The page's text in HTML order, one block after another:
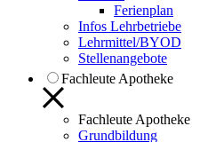
Ferienplan
Infos Lehrbetriebe
Lehrmittel/BYOD
Stellenangebote
Fachleute Apotheke
Fachleute Apotheke
Grundbildung